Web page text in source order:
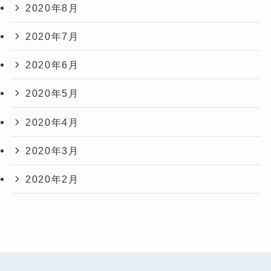
2020年8月
2020年7月
2020年6月
2020年5月
2020年4月
2020年3月
2020年2月